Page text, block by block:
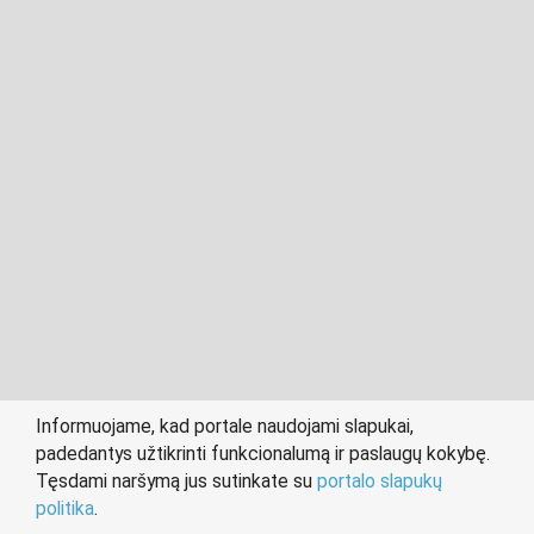
person
IEŠKANTIEMS DARBO
work
Informuojame, kad portale naudojami slapukai,
padedantys užtikrinti funkcionalumą ir paslaugų kokybę.
Tęsdami naršymą jus sutinkate su portalo slapukų
politika.